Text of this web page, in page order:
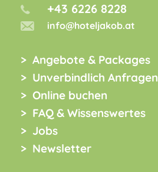
+43 6226 8228
info@hoteljakob.at
Angebote & Packages
Unverbindlich Anfragen
Online buchen
FAQ & Wissenswertes
Jobs
Newsletter